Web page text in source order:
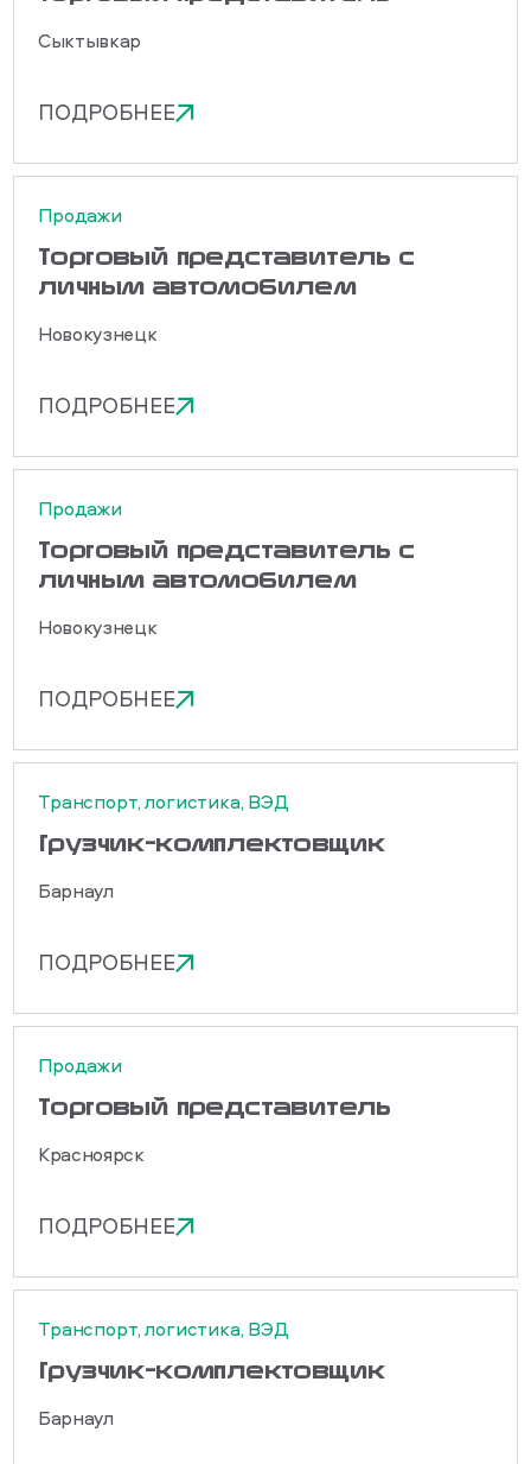
Сыктывкар
ПОДРОБНЕЕ
Продажи
Торговый представитель с
личным автомобилем
Новокузнецк
ПОДРОБНЕЕ
Продажи
Торговый представитель с
личным автомобилем
Новокузнецк
ПОДРОБНЕЕ
Транспорт, логистика, ВЭД
Грузчик-комплектовщик
Барнаул
ПОДРОБНЕЕ
Продажи
Торговый представитель
Красноярск
ПОДРОБНЕЕ
Транспорт, логистика, ВЭД
Грузчик-комплектовщик
Барнаул